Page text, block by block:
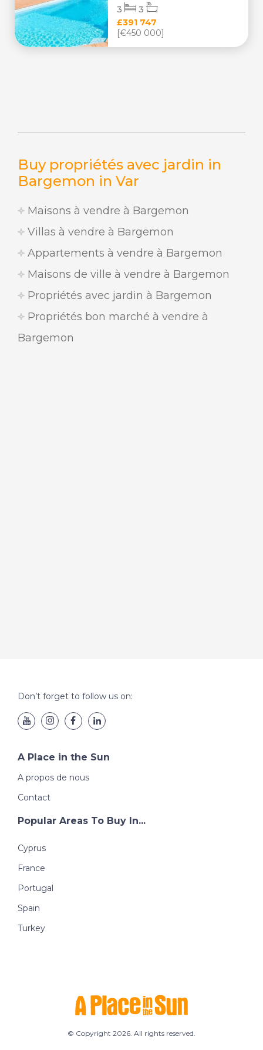
Buy propriétés avec jardin in
Bargemon in Var
Maisons à vendre à Bargemon
Villas à vendre à Bargemon
Appartements à vendre à Bargemon
Maisons de ville à vendre à Bargemon
Propriétés avec jardin à Bargemon
Propriétés bon marché à vendre à
Bargemon
£391 747
[€450 000]
3 3
Don’t forget to follow us on:
A Place in the Sun
A propos de nous
Contact
Popular Areas To Buy In...
Cyprus
France
Portugal
Spain
Turkey
© Copyright 2026. All rights reserved.